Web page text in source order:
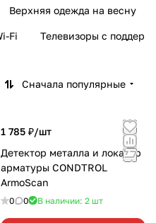
Верхняя одежда на весну
Fi Телевизоры с
Сначала популярные
1 785 ₽/шт
Детектор металла и локатор
арматуры CONDTROL
ArmoScan
0 0 В наличии: 2 шт